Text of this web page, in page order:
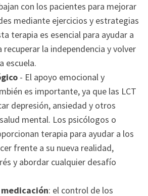
con los pacientes para mejorar
mediante ejercicios y estrategias
terapia es esencial para ayudar a
recuperar la independencia y volver
escuela.
- El apoyo emocional y
es importante, ya que las LCT
depresión, ansiedad y otros
mental. Los psicólogos o
terapia para ayudar a los
frente a su nueva realidad,
y abordar cualquier desafío
: el control de los